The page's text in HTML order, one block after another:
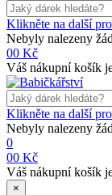
Klikněte na další
Nebyly nalezeny
00 Kč
Váš nákupní košík
Klikněte na další
Nebyly nalezeny
0
00 Kč
Váš nákupní košík
×